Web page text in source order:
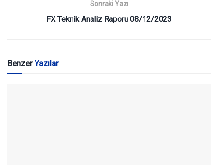
Sonraki Yazı
FX Teknik Analiz Raporu 08/12/2023
BenzerYazılar